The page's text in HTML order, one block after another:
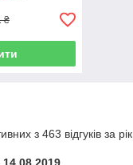
₴
з 463 відгуків за рік